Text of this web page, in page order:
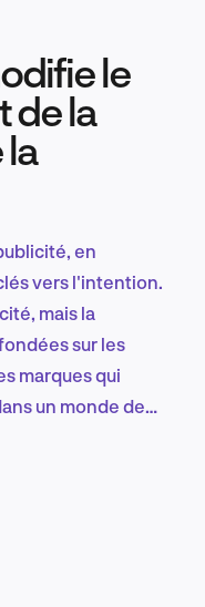
produit
le
de la
en
vers l'intention.
mais la
sur les
marques qui
un monde de